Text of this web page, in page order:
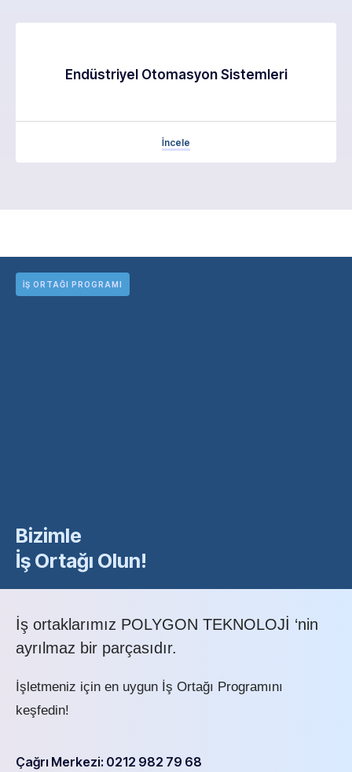
Endüstriyel Otomasyon Sistemleri
İncele
İŞ ORTAĞI PROGRAMI
Bizimle
İş Ortağı Olun!
İş ortaklarımız POLYGON TEKNOLOJİ ‘nin
ayrılmaz bir parçasıdır.
İşletmeniz için en uygun İş Ortağı Programını
keşfedin!
Çağrı Merkezi: 0212 982 79 68